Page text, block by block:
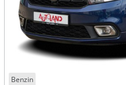
Benzin